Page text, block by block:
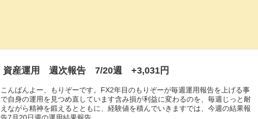
資産運用 週次報告 7/20週 +3,031円
こんばんよー、もりぞーです。FX2年目のもりぞーが毎週運用報告を上げる事
で自身の運用を見つめ直しています含み損が利益に変わるのを、毎週じっと耐
えながら精神を鍛えるとともに、経験値を積んでいきますでは、今週の結果報